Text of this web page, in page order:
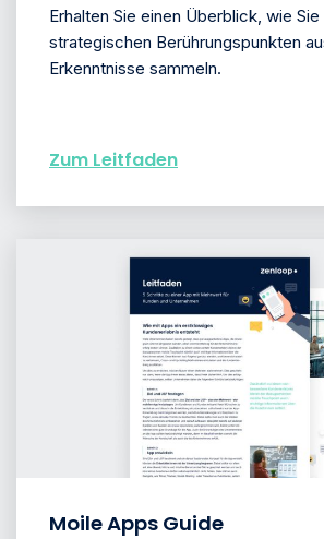
Erhalten Sie einen Überblick, wie Sie
strategischen Berührungspunkten
Erkenntnisse sammeln.
Zum Leitfaden
Moile Apps Guide